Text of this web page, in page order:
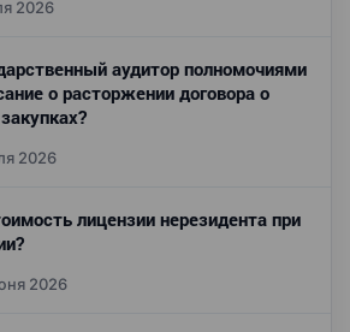
2026
аудитор полномочиями
о расторжении договора о
2026
лицензии нерезидента при
2026